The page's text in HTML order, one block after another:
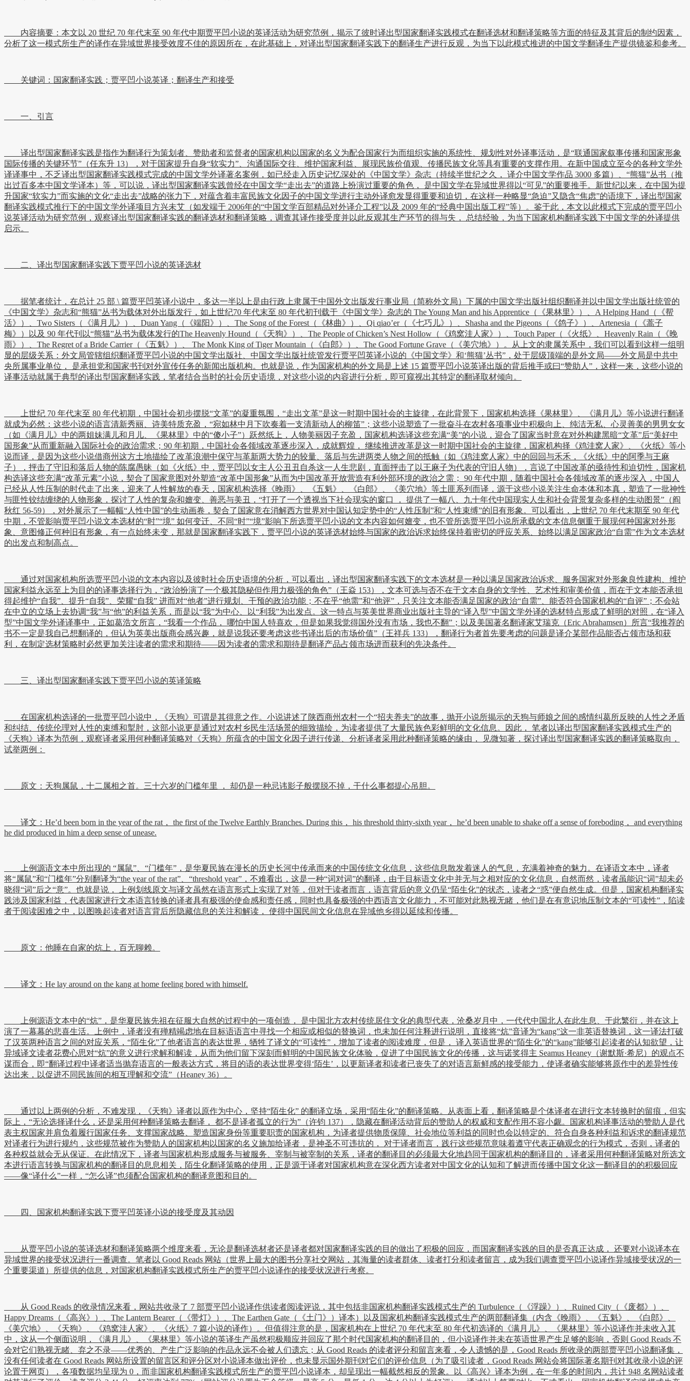
内容摘要：本文以 20 世纪 70 年代末至 90 年代中期贾平凹小说的英译活动为研究范例，揭示了彼时译出型国家翻译实践模式在翻译选材和翻译策略等方面的特征及其背后的制约因素，
分析了这一模式所生产的译作在异域世界接受效度不佳的原因所在，在此基础上，对译出型国家翻译实践下的翻译生产进行反观，为当下以此模式推进的中国文学翻译生产提供镜鉴和参考。
关键词：国家翻译实践；贾平凹小说英译；翻译生产和接受
一、引言
译出型国家翻译实践是指作为翻译行为策划者、赞助者和监督者的国家机构以国家的名义为配合国家行为而组织实施的系统性、规划性对外译事活动，是“联通国家叙事传播和国家形象
国际传播的关键环节”（任东升 13），对于国家提升自身“软实力”、沟通国际交往、维护国家利益、展现民族价值观、传播民族文化等具有重要的支撑作用。在新中国成立至今的各种文学外
译译事中，不乏译出型国家翻译实践模式完成的中国文学外译著名案例，如已经走入历史记忆深处的《中国文学》杂志（持续半世纪之久， 译介中国文学作品 3000 多篇）、“熊猫”丛书（推
出过百多本中国文学译本）等，可以说，译出型国家翻译实践曾经在中国文学“走出去”的道路上扮演过重要的角色， 是中国文学在异域世界得以“可见”的重要推手。新世纪以来，在中国为提
升国家“软实力”而实施的文化“走出去”战略的张力下，对蕴含着丰富民族文化因子的中国文学进行主动外译愈发显得重要和迫切，在这样一种略显“急迫”又隐含“焦虑”的语境下，译出型国家
翻译实践模式推行下的中国文学外译项目方兴未艾（如发端于 2006年的“中国文学百部精品对外译介工程”以及 2009 年的“经典中国出版工程”等）。鉴于此，本文以此模式下完成的贾平凹小
说英译活动为研究范例，观察译出型国家翻译实践的翻译选材和翻译策略，调查其译作接受度并以此反观其生产环节的得与失， 总结经验，为当下国家机构翻译实践下中国文学的外译提供
启示。
二、译出型国家翻译实践下贾平凹小说的英译选材
据笔者统计，在总计 25 部 \ 篇贾平凹英译小说中，多达一半以上是由行政上隶属于中国外文出版发行事业局（简称外文局）下属的中国文学出版社组织翻译并以中国文学出版社统管的
《中国文学》杂志和“熊猫”丛书为载体对外出版发行，如上世纪70 年代末至 80 年代初刊载于《中国文学》杂志的 The Young Man and his Apprentice（《果林里》）、A Helping Hand（《帮
活》）、Two Sisters（《满月儿》）、Duan Yang（《端阳》）、The Song of the Forest（《林曲》）、Qi qiao’er（《七巧儿》）、Shasha and the Pigeons（《鸽子》）、Artenesia（《蒿子
梅》）以及 90 年代刊以“熊猫”丛书为载体发行的The Heavenly Hound（《天狗》）、The People of Chicken’s Nest Hollow（《鸡窝洼人家》）、Touch Paper（《火纸》、Heavenly Rain（《晚
雨》）、The Regret of a Bride Carrier（《五魁》）、 The Monk King of Tiger Mountain（《白郎》）、The Good Fortune Grave（《美穴地》）。从上文的隶属关系中，我们可以看到这样一组明
显的层级关系：外文局管辖组织翻译贾平凹小说的中国文学出版社、中国文学出版社统管发行贾平凹英译小说的《中国文学》和‘熊猫’丛书”，处于层级顶端的是外文局——外文局是中共中
央所属事业单位， 是承担党和国家书刊对外宣传任务的新闻出版机构。也就是说，作为国家机构的外文局是上述 15 篇贾平凹小说英译出版的背后推手或曰“赞助人”，这样一来，这些小说的
译事活动就属于典型的译出型国家翻译实践，笔者结合当时的社会历史语境，对这些小说的内容进行分析，即可窥视出其特定的翻译取材倾向。
上世纪 70 年代末至 80 年代初期，中国社会初步摆脱“文革”的凝重氛围，“走出文革”是这一时期中国社会的主旋律，在此背景下，国家机构选择《果林里》、《满月儿》等小说进行翻译
就成为必然：这些小说的语言清新秀丽、诗美特质充盈，“宛如林中月下吹奏着一支清新动人的柳笛”；这些小说塑造了一批奋斗在农村各项事业中积极向上、纯洁无私、心灵善美的男男女女
（如《满月儿》中的两姐妹满儿和月儿、《果林里》中的“傻小子”）跃然纸上，人物美丽因子充盈，国家机构选译这些充满“美”的小说，迎合了国家当时意在对外构建黑暗“文革”后“美好中
国形象”从而重新融入国际社会的政治需求；90 年初期，中国社会各领域改革逐步深入，成就辉煌， 继续推进改革是这一时期中国社会的主旋律，国家机构择《鸡洼窝人家》、《火纸》等小
说而译，是因为这些小说借商州这方土地描绘了改革浪潮中保守与革新两大势力的较量、落后与先进两类人物之间的抵触（如《鸡洼窝人家》中的回回与禾禾，《火纸》中的阿季与王麻
子），抨击了守旧和落后人物的陈腐愚昧（如《火纸》中，贾平凹以女主人公丑丑自杀这一人生悲剧，直面抨击了以王麻子为代表的守旧人物），言说了中国改革的亟待性和迫切性，国家机
构选译这些充满“改革元素”小说，契合了国家意图对外塑造“改革中国形象”从而为中国改革开放营造有利外部环境的政治之需； 90 年代中期，随着中国社会各领域改革的逐步深入，中国人
已经从人性压制的时代走了出来，迎来了人性解放的春天，国家机构选择《晚雨》、《五魁》、《白郎》、《美穴地》等土匪系列而译，源于这些小说关注生命本体和本真，塑造了一批神性
与匪性铰结缠绕的人物形象，探讨了人性的复杂和嬗变、善恶与美丑，“打开了一个透视当下社会现实的窗口 ， 提供了一幅八、九十年代中国现实人生和社会背景复杂多样的生动图景”（阎
秋红 56-59），对外展示了一幅幅“人性中国”的生动画卷，契合了国家意在消解西方世界对中国认知定势中的“人性压制”和“人性束缚”的旧有形象。可以看出，上世纪 70 年代末期至 90 年代
中期，不管影响贾平凹小说文本选材的“时”“境” 如何变迁、不同“时”“境”影响下所选贾平凹小说的文本内容如何嬗变，也不管所选贾平凹小说所承载的文本信息侧重于展现何种国家对外形
象、意图修正何种旧有形象，有一点始终未变，那就是国家翻译实践下，贾平凹小说的英译选材始终与国家的政治诉求始终保持着密切的呼应关系、始终以满足国家政治“自需”作为文本选材
的出发点和制高点。
通过对国家机构所选贾平凹小说的文本内容以及彼时社会历史语境的分析，可以看出，译出型国家翻译实践下的文本选材是一种以满足国家政治诉求、服务国家对外形象良性建构、维护
国家利益永远至上为目的的译事选择行为，“政治扮演了一个极其隐秘但作用力极强的角色”（王焱 153），文本可选与否不在于文本自身的文学性、艺术性和审美价值，而在于文本能否承担
得起维护“自我”、提升“自我”、荣耀“自我” 进而对“他者”进行规划、干预的政治功能；不在乎“他需”和“他评”，只关注文本能否满足国家的政治“自需”、能否符合国家机构的“自评”；不会站
在中立的立场上去协调“我”与“他”的利益关系，而是以“我”为中心、以“利我”为出发点。这一特点与英美世界商业出版社主导的“译入型”中国文学外译的选材特点形成了鲜明的对照，在“译入
型”中国文学外译译事中，正如葛浩文所言，“我看一个作品， 哪怕中国人特喜欢，但是如果我觉得国外没有市场，我也不翻”；以及美国著名翻译家艾瑞克（Eric Abrahamsen）所言“我推荐的
书不一定是我自己想翻译的，但认为英美出版商会感兴趣，就是说我还要考虑这些书译出后的市场价值”（王祥兵 133），翻译行为者首先要考虑的问题是译介某部作品能否占领市场和获
利，在制定选材策略时必然更加关注读者的需求和期待——因为读者的需求和期待是翻译产品占领市场进而获利的先决条件。
三、译出型国家翻译实践下贾平凹小说的英译策略
在国家机构选译的一批贾平凹小说中，《天狗》可谓是其得意之作。小说讲述了陕西商州农村一个“招夫养夫”的故事，抛开小说所揭示的天狗与师娘之间的感情纠葛所反映的人性之矛盾
和纠结、传统伦理对人性的束缚和掣肘，这部小说更是通过对农村乡民生活场景的细致描绘，为读者提供了大量民族色彩鲜明的文化信息。因此， 笔者以译出型国家翻译实践模式生产的
《天狗》译本为范例，观察译者采用何种翻译策略对《天狗》所蕴含的中国文化因子进行传递、分析译者采用此种翻译策略的缘由， 见微知著，探讨译出型国家翻译实践的翻译策略取向，
试举两例：
原文：天狗属鼠，十二属相之首。三十六岁的门槛年里 ， 却仍是一种忌讳影子般摆脱不掉，干什么事都提心吊胆。
译文：He’d been born in the year of the rat， the first of the Twelve Earthly Branches. During this， his threshold thirty-sixth year， he’d been unable to shake off a sense of foreboding， and everything
he did produced in him a deep sense of unease.
上例源语文本中所出现的 “属鼠”、“门槛年”，是华夏民族在漫长的历史长河中传承而来的中国传统文化信息，这些信息散发着迷人的气息，充满着神奇的魅力。在译语文本中，译者
将“属鼠”和“门槛年”分别翻译为“the year of the rat”、“threshold year”，不难看出，这是一种“词对词”的翻译，由于目标语文化中并无与之相对应的文化信息，自然而然，读者虽能识“词”却未必
晓得“词”后之“意”。也就是说， 上例划线原文与译文虽然在语言形式上实现了对等，但对于读者而言，语言背后的意义仍呈“陌生化”的状态，读者之“惑”便自然生成。但是，国家机构翻译实
践涉及国家利益，代表国家进行文本语言转换的译者具有极强的使命感和责任感，同时也具备极强的中西语言文化能力，不可能对此熟视无睹，他们是在有意识地压制文本的“可读性”，陷读
者于阅读困难之中，以图唤起读者对语言背后所隐藏信息的关注和解读， 使得中国民间文化信息在异域他乡得以延续和传播。
原文：他睡在自家的炕上，百无聊赖。
译文：He lay around on the kang at home feeling bored with himself.
上例源语文本中的“炕”，是华夏民族先祖在征服大自然的过程中的一项创造， 是中国北方农村传统居住文化的典型代表，沧桑岁月中，一代代中国北人在此生息、于此繁衍，并在这上
演了一幕幕的悲喜生活。上例中，译者没有殚精竭虑地在目标语语言中寻找一个相应或相似的替换词，也未加任何注释进行说明，直接将“炕”音译为“kang”这一非英语替换词，这一译法打破
了汉英两种语言之间的对应关系，“陌生化”了他者语言的表达世界，牺牲了译文的“可读性”，增加了读者的阅读难度，但是， 译入英语世界的“陌生化”的“kang”能够引起读者的认知欲望，让
异域译文读者花费心思对“炕”的意义进行求解和解读，从而为他们留下深刻而鲜明的中国民族文化体验，促进了中国民族文化的传播，这与诺奖得主 Seamus Heaney（谢默斯·希尼）的观点不
谋而合，即“翻译过程中译者适当抛弃语言的一般表达方式，将目的语的表达世界变得‘陌生’，以更新译者和读者已丧失了的对语言新鲜感的接受能力，使译者确实能够将原作中的差异性传
达出来，以促进不同民族间的相互理解和交流”（Heaney 36）。
通过以上两例的分析，不难发现，《天狗》译者以原作为中心，坚持“陌生化” 的翻译立场，采用“陌生化”的翻译策略。从表面上看，翻译策略是个体译者在进行文本转换时的留痕，但实
际上，“无论选择译什么，还是采用何种翻译策略去翻译， 都不是译者孤立的行为”（许钧 137），隐藏在翻译活动背后的赞助人的权威和支配作用不容小觑。国家机构译事活动的赞助人是代
表主权国家并肩负着履行国家任务、支撑国家战略、塑造国家身份等重要职责的国家机构，为译者提供物质保障、社会地位等利益的同时也会以特定的、符合自身各种利益和诉求的翻译规范
对译者行为进行规约，这些规范被作为赞助人的国家机构以国家的名义施加给译者，是神圣不可违抗的， 对于译者而言，践行这些规范意味着遵守代表正确观念的行为模式，否则，译者的
各种权益就会无从保证。在此情况下，译者与国家机构形成服务与被服务、宰制与被宰制的关系，译者的翻译目的必须最大化地趋同于国家机构的翻译目的，译者采用何种翻译策略对所选文
本进行语言转换与国家机构的翻译目的息息相关，陌生化翻译策略的使用，正是源于译者对国家机构意在深化西方读者对中国文化的认知和了解进而传播中国文化这一翻译目的的积极回应
——像“译什么”一样，“怎么译”也须配合国家机构的翻译意图和目的。
四、国家机构翻译实践下贾平凹英译小说的接受度及其动因
从贾平凹小说的英译选材和翻译策略两个维度来看，无论是翻译选材者还是译者都对国家翻译实践的目的做出了积极的回应，而国家翻译实践的目的是否真正达成， 还要对小说译本在
异域世界的接受状况进行一番调查。笔者以 Good Reads 网站（世界上最大的图书分享社交网站，其海量的读者群体、读者打分和读者留言，成为我们调查贾平凹小说译作异域接受状况的一
个重要渠道）所提供的信息，对国家机构翻译实践模式所生产的贾平凹小说译作的接受状况进行考察。
从 Good Reads 的收录情况来看，网站共收录了 7 部贾平凹小说译作供读者阅读评说，其中包括非国家机构翻译实践模式生产的 Turbulence（《浮躁》）、Ruined City（《废都》）、
Happy Dreams（《高兴》）、The Lantern Bearer（《带灯》）、The Earthen Gate（《土门》）译本）以及国家机构翻译实践模式生产的两部翻译集（内含《晚雨》、《五魁》、《白郎》、
《美穴地》、《天狗》、《鸡窝洼人家》、《火纸》7 篇小说的译作）。但值得注意的是，国家机构在上世纪 70 年代末至 80 年代初选译的《满月儿》、《果林里》等小说译作并未收入其
中，这从一个侧面说明，《满月儿》、《果林里》等小说的英译生产虽然积极顺应并回应了那个时代国家机构的翻译目的，但小说译作并未在英语世界产生足够的影响，否则 Good Reads 不
会对它们熟视无睹、弃之不录——优秀的、产生广泛影响的作品永远不会被人们遗忘；从 Good Reads 的读者评分和留言来看，令人遗憾的是，Good Reads 所收录的两部贾平凹小说翻译集，
没有任何读者在 Good Reads 网站所设置的留言区和评分区对小说译本做出评价，也未显示国外期刊对它们的评价信息（为了吸引读者，Good Reads 网站会将国际著名期刊对其收录小说的评
论置于网页），各项数据均呈现为 0，而非国家机构翻译实践模式所生产的贾平凹小说译本，却呈现出一幅截然相反的景象。以《高兴》译本为例，在一年多的时间内，共计 948 名网站读者